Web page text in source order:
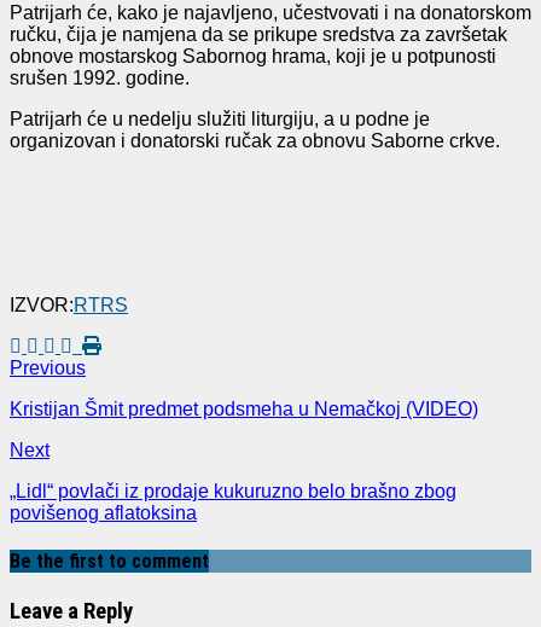
Patrijarh će, kako je najavljeno, učestvovati i na donatorskom
ručku, čija je namjena da se prikupe sredstva za završetak
obnove mostarskog Sabornog hrama, koji je u potpunosti
srušen 1992. godine.
Patrijarh će u nedelju služiti liturgiju, a u podne je
organizovan i donatorski ručak za obnovu Saborne crkve.
IZVOR:RTRS
Previous
Kristijan Šmit predmet podsmeha u Nemačkoj (VIDEO)
Next
„Lidl“ povlači iz prodaje kukuruzno belo brašno zbog
povišenog aflatoksina
Be the first to comment
Leave a Reply